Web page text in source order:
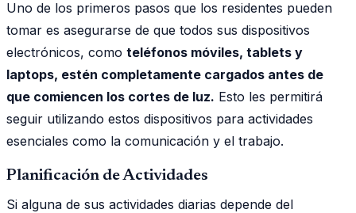
Uno de los primeros pasos que los residentes pueden
tomar es asegurarse de que todos sus dispositivos
electrónicos, como teléfonos móviles, tablets y
laptops, estén completamente cargados antes de
que comiencen los cortes de luz. Esto les permitirá
seguir utilizando estos dispositivos para actividades
esenciales como la comunicación y el trabajo.
Planificación de Actividades
Si alguna de sus actividades diarias depende del